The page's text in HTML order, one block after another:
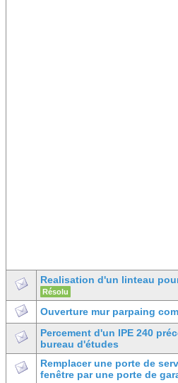
Realisation d'un linteau
Résolu
Ouverture mur parpaing
Percement d'un IPE 240
bureau d'études
Remplacer une porte de
fenêtre par une porte de